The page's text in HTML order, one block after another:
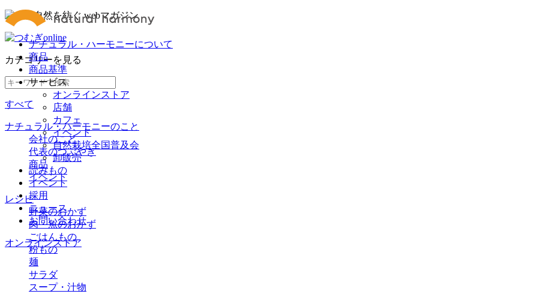
ナチュラル・ハーモニーについて
商品
商品基準
サービス
オンラインストア
店舗
カフェ
イベント
自然栽培全国普及会
卸販売
読みもの
イベント
採用
ニュース
お問い合わせ
オンラインストア
カテゴリーを見る
すべて
ナチュラル・ハーモニーのこと
会社のこと
代表のつぶやき
商品
イベント
レシピ
野菜のおかず
肉・魚のおかず
ごはんもの
粉もの
麺
サラダ
スープ・汁物